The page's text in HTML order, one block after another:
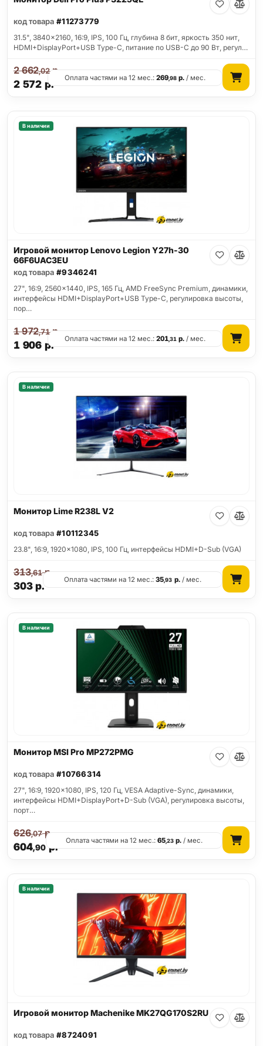
код товара #11273779
31.5", 3840x2160, 16:9, IPS, 100 Гц, глубина 8 бит, яркость 350 нит,
HDMI+DisplayPort+USB Type-C, питание по USB-C до 90 Вт, регул…
2 572 р.
2 662,02р.
Оплата частями на 12 мес.:269,98 р. / мес.
В наличии
Игровой монитор Lenovo Legion Y27h-30
66F6UAC3EU
код товара #9346241
27", 16:9, 2560x1440, IPS, 165 Гц, AMD FreeSync Premium, динамики,
интерфейсы HDMI+DisplayPort+USB Type-C, регулировка высоты,
пор…
1 906 р.
1 972,71р.
Оплата частями на 12 мес.:201,31 р. / мес.
В наличии
Монитор Lime R238L V2
код товара #10112345
23.8", 16:9, 1920x1080, IPS, 100 Гц, интерфейсы HDMI+D-Sub (VGA)
303р.
313,61р.
Оплата частями на 12 мес.:35,93 р./ мес.
В наличии
Монитор MSI Pro MP272PMG
код товара #10766314
27", 16:9, 1920x1080, IPS, 120 Гц, VESA Adaptive-Sync, динамики,
интерфейсы HDMI+DisplayPort+D-Sub (VGA), регулировка высоты,
порт…
604,90р.
626,07р.
Оплата частями на 12 мес.:65,23 р. / мес.
В наличии
Игровой монитор Machenike MK27QG170S2RU
код товара #8724091